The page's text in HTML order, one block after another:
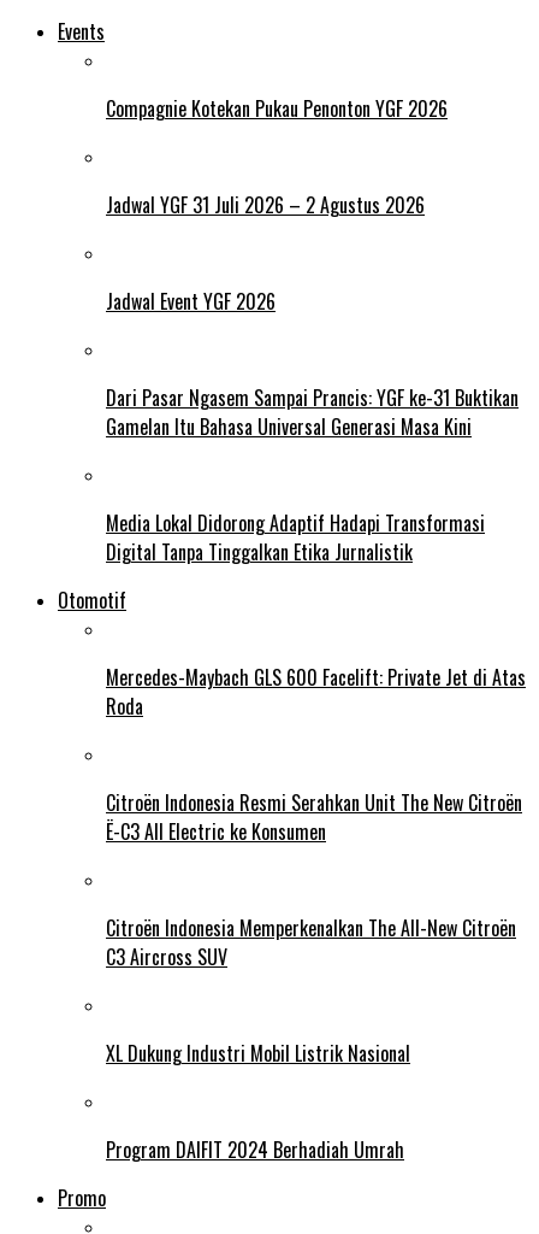
Events
Compagnie Kotekan Pukau Penonton YGF 2026
Jadwal YGF 31 Juli 2026 – 2 Agustus 2026
Jadwal Event YGF 2026
Dari Pasar Ngasem Sampai Prancis: YGF ke-31 Buktikan
Gamelan Itu Bahasa Universal Generasi Masa Kini
Media Lokal Didorong Adaptif Hadapi Transformasi
Digital Tanpa Tinggalkan Etika Jurnalistik
Otomotif
Mercedes-Maybach GLS 600 Facelift: Private Jet di Atas
Roda
Citroën Indonesia Resmi Serahkan Unit The New Citroën
Ë-C3 All Electric ke Konsumen
Citroën Indonesia Memperkenalkan The All-New Citroën
C3 Aircross SUV
XL Dukung Industri Mobil Listrik Nasional
Program DAIFIT 2024 Berhadiah Umrah
Promo